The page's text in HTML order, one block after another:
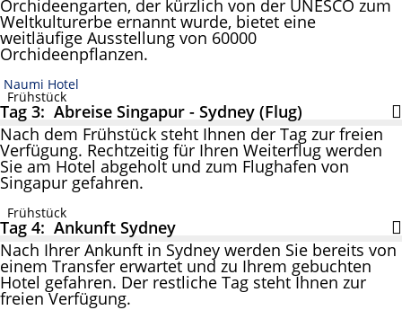
Orchideengarten, der kürzlich von der UNESCO zum
Weltkulturerbe ernannt wurde, bietet eine
weitläufige Ausstellung von 60000
Orchideenpflanzen.
Naumi Hotel
Frühstück
Tag 3: Abreise Singapur - Sydney (Flug)
Nach dem Frühstück steht Ihnen der Tag zur freien
Verfügung. Rechtzeitig für Ihren Weiterflug werden
Sie am Hotel abgeholt und zum Flughafen von
Singapur gefahren.
Frühstück
Tag 4: Ankunft Sydney
Nach Ihrer Ankunft in Sydney werden Sie bereits von
einem Transfer erwartet und zu Ihrem gebuchten
Hotel gefahren. Der restliche Tag steht Ihnen zur
freien Verfügung.